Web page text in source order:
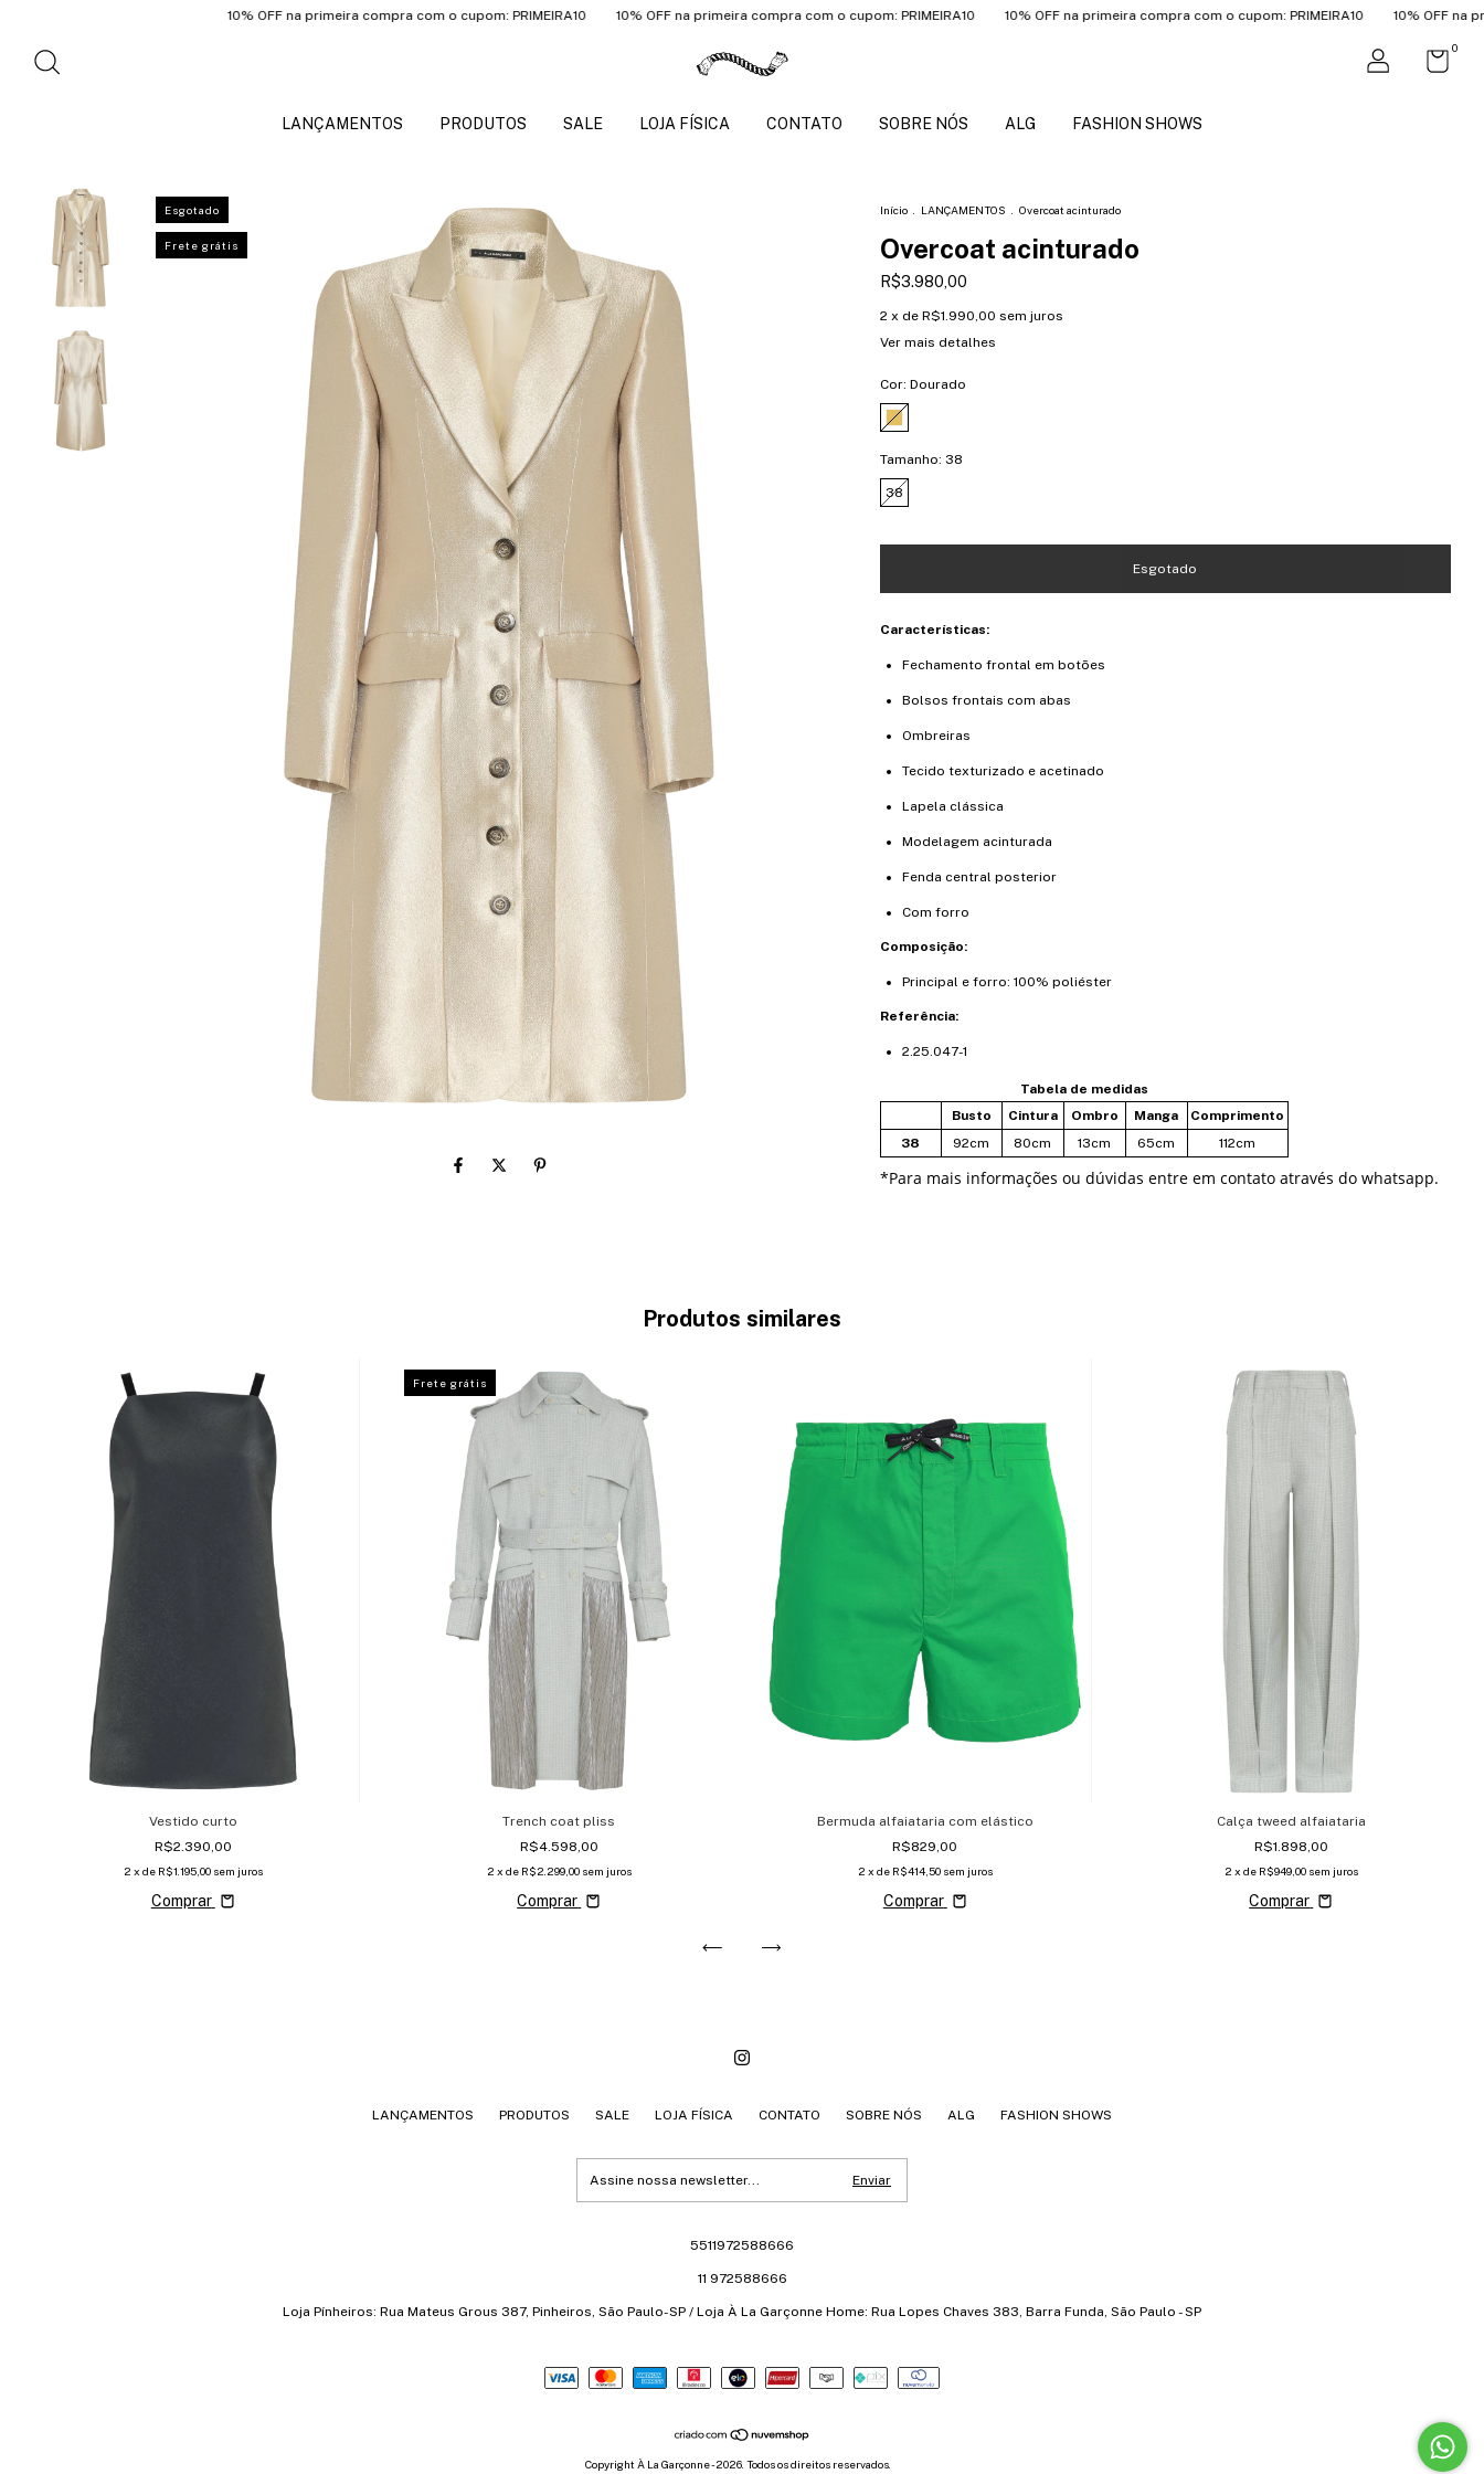
10% OFF na primeira compra com o cupom: PRIMEIRA10 10% OFF na primeira compra com o cupom: PRIMEIRA10 10% OFF na primeira compra com o cupom: PRIMEIRA10 10% OFF na primeira
0
LANÇAMENTOS PRODUTOS SALE LOJA FÍSICA CONTATO SOBRE NÓS ALG FASHION SHOWS
Esgotado
Frete grátis
Início LANÇAMENTOS Overcoat acinturado
Overcoat acinturado
R$3.980,00
2 x de R$1.990,00 sem juros
Ver mais detalhes
Cor: Dourado
Tamanho: 38
38
Características:
Fechamento frontal em botões
Bolsos frontais com abas
Ombreiras
Tecido texturizado e acetinado
Lapela clássica
Modelagem acinturada
Fenda central posterior
Com forro
Composição:
Principal e forro: 100% poliéster
Referência:
2.25.047-1
Tabela de medidas
Busto
Cintura Ombro Manga
Comprimento
38
92cm 80cm 13cm 65cm 112cm
*Para mais informações ou dúvidas entre em contato através do whatsapp.
Produtos similares
Vestido curto
R$2.390,00
2 x de R$1.195,00 sem juros
Comprar
Frete grátis
Trench coat pliss
R$4.598,00
2 x de R$2.299,00 sem juros
Comprar
Bermuda alfaiataria com elástico
R$829,00
2 x de R$414,50 sem juros
Comprar
Calça tweed alfaiataria
R$1.898,00
2 x de R$949,00 sem juros
Comprar
LANÇAMENTOS PRODUTOS SALE LOJA FÍSICA CONTATO SOBRE NÓS ALG FASHION SHOWS
5511972588666
11 972588666
Loja Pínheiros: Rua Mateus Grous 387, Pinheiros, São Paulo-SP / Loja À La Garçonne Home: Rua Lopes Chaves 383, Barra Funda, São Paulo - SP
Copyright À La Garçonne - 2026. Todos os direitos reservados.